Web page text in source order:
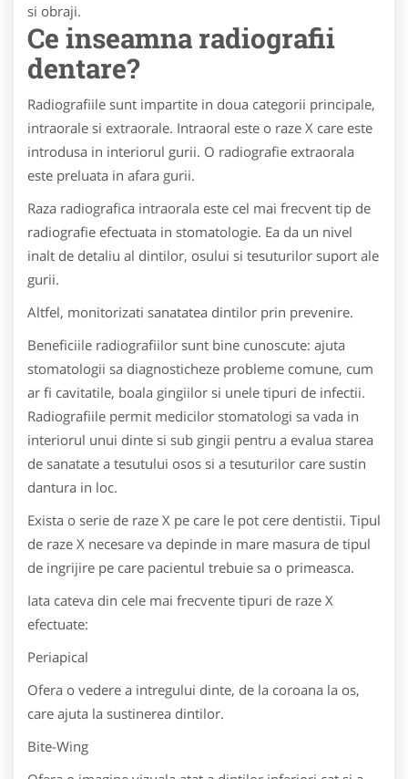
si obraji.
Ce inseamna radiografii
dentare?
Radiografiile sunt impartite in doua categorii principale,
intraorale si extraorale. Intraoral este o raze X care este
introdusa in interiorul gurii. O radiografie extraorala
este preluata in afara gurii.
Raza radiografica intraorala este cel mai frecvent tip de
radiografie efectuata in stomatologie. Ea da un nivel
inalt de detaliu al dintilor, osului si tesuturilor suport ale
gurii.
Altfel, monitorizati sanatatea dintilor prin prevenire.
Beneficiile radiografiilor sunt bine cunoscute: ajuta
stomatologii sa diagnosticheze probleme comune, cum
ar fi cavitatile, boala gingiilor si unele tipuri de infectii.
Radiografiile permit medicilor stomatologi sa vada in
interiorul unui dinte si sub gingii pentru a evalua starea
de sanatate a tesutului osos si a tesuturilor care sustin
dantura in loc.
Exista o serie de raze X pe care le pot cere dentistii. Tipul
de raze X necesare va depinde in mare masura de tipul
de ingrijire pe care pacientul trebuie sa o primeasca.
Iata cateva din cele mai frecvente tipuri de raze X
efectuate:
Periapical
Ofera o vedere a intregului dinte, de la coroana la os,
care ajuta la sustinerea dintilor.
Bite-Wing